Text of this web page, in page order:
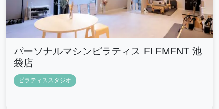
パーソナルマシンピラティス ELEMENT 池
袋店
ピラティススタジオ